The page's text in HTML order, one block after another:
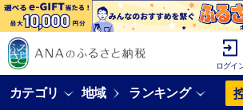
ログイ
カテゴリ 地域 ランキング